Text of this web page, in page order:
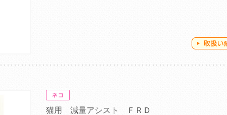
猫用 減量アシスト ＦＲＤ